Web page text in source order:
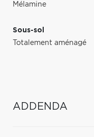
Mélamine
Sous-sol
Totalement aménagé
ADDENDA